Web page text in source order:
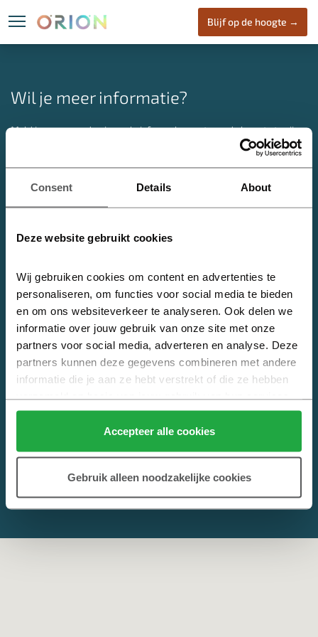
Consent Details About
Deze website gebruikt cookies
Wij gebruiken cookies om content en advertenties te
personaliseren, om functies voor social media te bieden
en om ons websiteverkeer te analyseren. Ook delen we
informatie over jouw gebruik van onze site met onze
partners voor social media, adverteren en analyse. Deze
partners kunnen deze gegevens combineren met andere
informatie die je aan ze hebt verstrekt of die ze hebben
verzameld op basis van jouw gebruik van hun services.
Klik hier voor meer informatie over ons cookiebeleid.
Accepteer alle cookies
Gebruik alleen noodzakelijke cookies
Blijf op de hoogte →
Wil je meer informatie?
Meld je aan voor de nieuwsbrief om als eerste op de hoogte te zijn
Heijmans Vastgoed B.V. | Marith Houweling
info@oriondenhaag.nl
Binckhorst, komt ORION. Een initiatief van Heijmans met circa 2.000
m2 aan bedrijvigheid en 180 koopappartementen. ORION opent
jouw universum!
Alles weten over nieuwbouw? Kijk opHeijmans Nieuwbouw. Jouw
online hulp bij het kopen van een nieuwbouwwoning.
© 2026 Copyright Heijmans
Privacy,CookiesenDisclaimer
ORION